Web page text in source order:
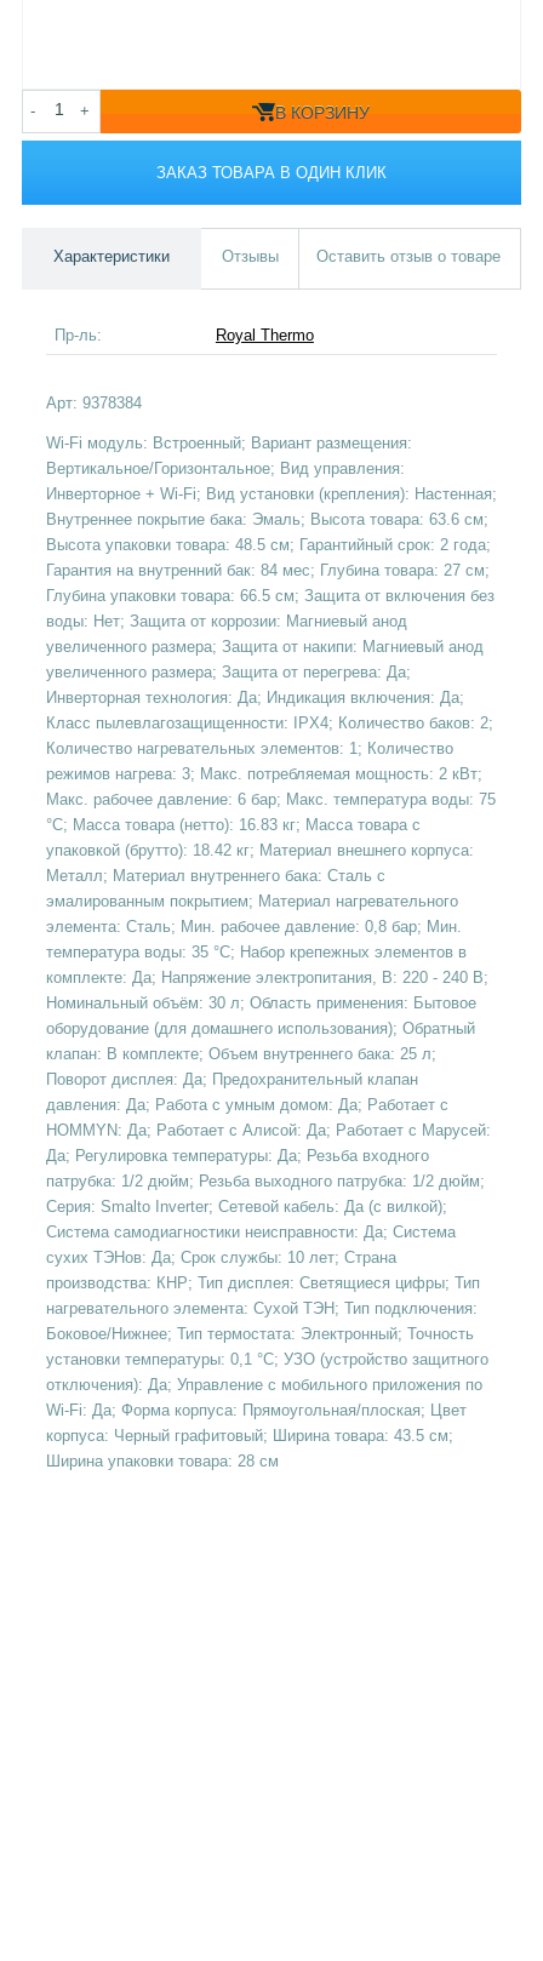
- + В КОРЗИНУ
ЗАКАЗ ТОВАРА В ОДИН КЛИК
Характеристики Отзывы Оставить отзыв о товаре
Пр-ль: Royal Thermo
Арт: 9378384
Wi-Fi модуль: Встроенный; Вариант размещения:
Вертикальное/Горизонтальное; Вид управления:
Инверторное + Wi-Fi; Вид установки (крепления): Настенная;
Внутреннее покрытие бака: Эмаль; Высота товара: 63.6 см;
Высота упаковки товара: 48.5 см; Гарантийный срок: 2 года;
Гарантия на внутренний бак: 84 мес; Глубина товара: 27 см;
Глубина упаковки товара: 66.5 см; Защита от включения без
воды: Нет; Защита от коррозии: Магниевый анод
увеличенного размера; Защита от накипи: Магниевый анод
увеличенного размера; Защита от перегрева: Да;
Инверторная технология: Да; Индикация включения: Да;
Класс пылевлагозащищенности: IPX4; Количество баков: 2;
Количество нагревательных элементов: 1; Количество
режимов нагрева: 3; Макс. потребляемая мощность: 2 кВт;
Макс. рабочее давление: 6 бар; Макс. температура воды: 75
°С; Масса товара (нетто): 16.83 кг; Масса товара с
упаковкой (брутто): 18.42 кг; Материал внешнего корпуса:
Металл; Материал внутреннего бака: Сталь с
эмалированным покрытием; Материал нагревательного
элемента: Сталь; Мин. рабочее давление: 0,8 бар; Мин.
температура воды: 35 °С; Набор крепежных элементов в
комплекте: Да; Напряжение электропитания, В: 220 - 240 В;
Номинальный объём: 30 л; Область применения: Бытовое
оборудование (для домашнего использования); Обратный
клапан: В комплекте; Объем внутреннего бака: 25 л;
Поворот дисплея: Да; Предохранительный клапан
давления: Да; Работа с умным домом: Да; Работает с
HOMMYN: Да; Работает с Алисой: Да; Работает с Марусей:
Да; Регулировка температуры: Да; Резьба входного
патрубка: 1/2 дюйм; Резьба выходного патрубка: 1/2 дюйм;
Серия: Smalto Inverter; Сетевой кабель: Да (с вилкой);
Система самодиагностики неисправности: Да; Система
сухих ТЭНов: Да; Срок службы: 10 лет; Страна
производства: КНР; Тип дисплея: Светящиеся цифры; Тип
нагревательного элемента: Сухой ТЭН; Тип подключения:
Боковое/Нижнее; Тип термостата: Электронный; Точность
установки температуры: 0,1 °С; УЗО (устройство защитного
отключения): Да; Управление c мобильного приложения по
Wi-Fi: Да; Форма корпуса: Прямоугольная/плоская; Цвет
корпуса: Черный графитовый; Ширина товара: 43.5 см;
Ширина упаковки товара: 28 см